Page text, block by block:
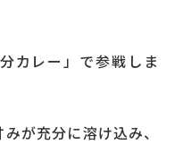
カレー」で参戦しま
が充分に溶け込み、